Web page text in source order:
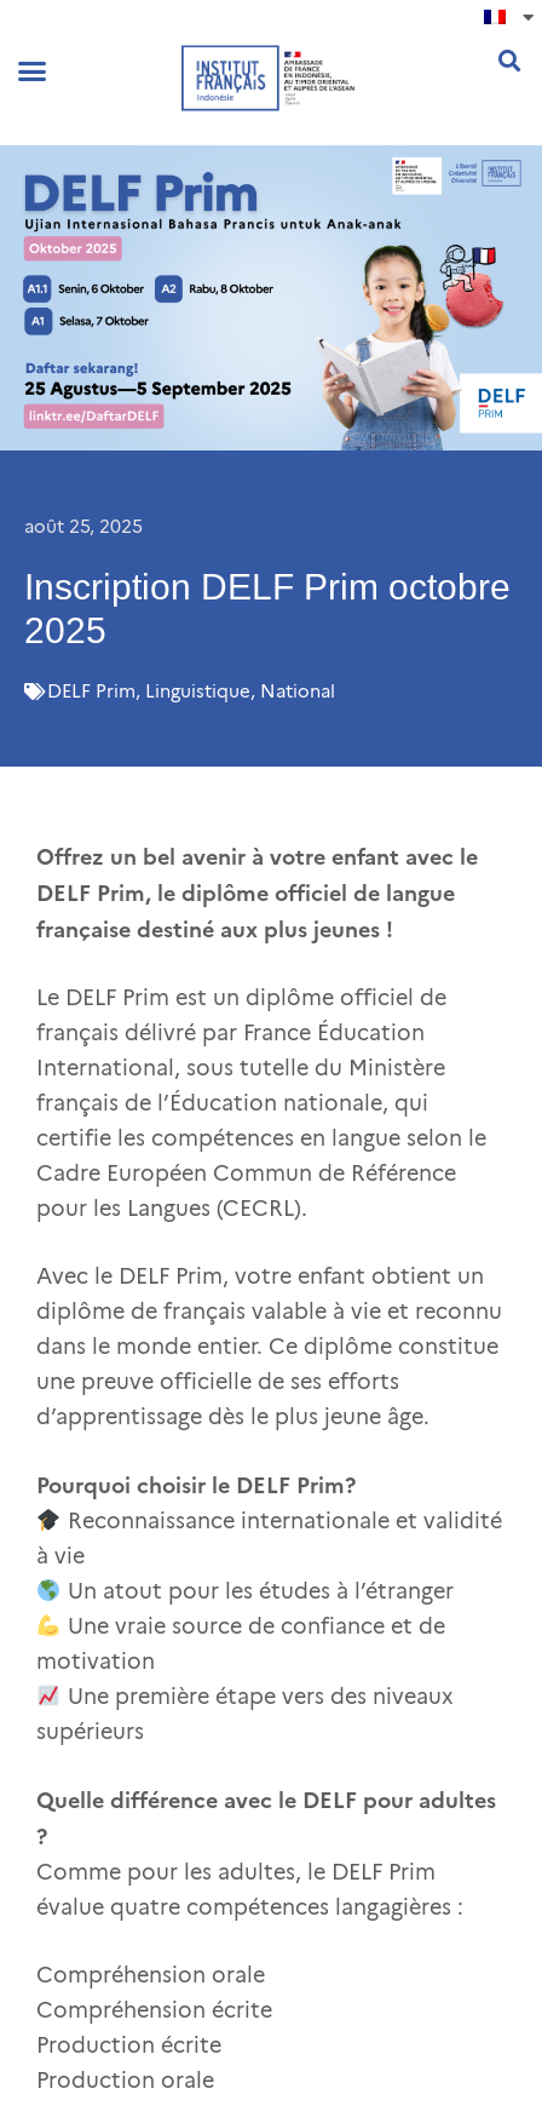
août 25, 2025
Inscription DELF Prim octobre
2025
DELF Prim, Linguistique, National
Offrez un bel avenir à votre enfant avec le
DELF Prim, le diplôme officiel de langue
française destiné aux plus jeunes !
Le DELF Prim est un diplôme officiel de
français délivré par France Éducation
International, sous tutelle du Ministère
français de l’Éducation nationale, qui
certifie les compétences en langue selon le
Cadre Européen Commun de Référence
pour les Langues (CECRL).
Avec le DELF Prim, votre enfant obtient un
diplôme de français valable à vie et reconnu
dans le monde entier. Ce diplôme constitue
une preuve officielle de ses efforts
d’apprentissage dès le plus jeune âge.
Pourquoi choisir le DELF Prim?
Reconnaissance internationale et validité
à vie
Un atout pour les études à l’étranger
Une vraie source de confiance et de
motivation
Une première étape vers des niveaux
supérieurs
Quelle différence avec le DELF pour adultes
?
Comme pour les adultes, le DELF Prim
évalue quatre compétences langagières :
Compréhension orale
Compréhension écrite
Production écrite
Production orale